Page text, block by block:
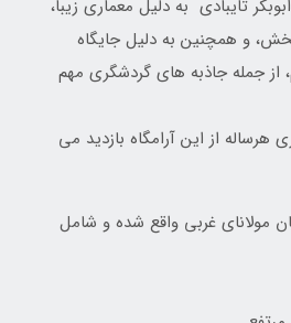
تایبادی به دلیل معماری زیبا،
و همچنین به دلیل جایگاه
از جمله جاذبه های گردشگری مهم
هرساله از این آرامگاه بازدید می
مولانای غربی واقع شده و شامل